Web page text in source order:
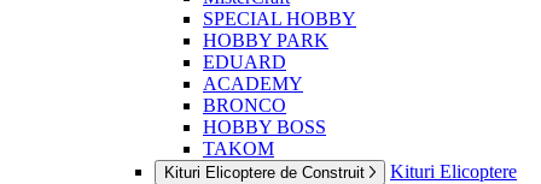
SPECIAL HOBBY
HOBBY PARK
EDUARD
ACADEMY
BRONCO
HOBBY BOSS
TAKOM
Kituri Elicoptere de Construit
Kituri Elicoptere